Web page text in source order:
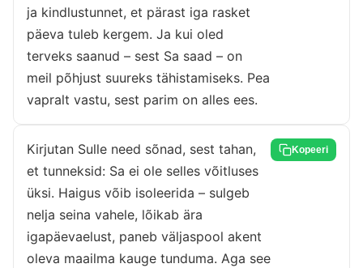
ja kindlustunnet, et pärast iga rasket
päeva tuleb kergem. Ja kui oled
terveks saanud – sest Sa saad – on
meil põhjust suureks tähistamiseks. Pea
vapralt vastu, sest parim on alles ees.
Kirjutan Sulle need sõnad, sest tahan,
et tunneksid: Sa ei ole selles võitluses
üksi. Haigus võib isoleerida – sulgeb
nelja seina vahele, lõikab ära
igapäevaelust, paneb väljaspool akent
oleva maailma kauge tunduma. Aga see
Kopeeri